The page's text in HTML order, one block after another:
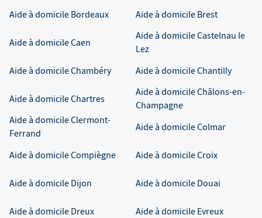
Aide à domicile Bordeaux Aide à domicile Brest
Aide à domicileCaen
Aide à domicileCastelnau le
Lez
Aide à domicileChambéry Aide à domicileChantilly
Aide à domicileChartres
Aide à domicileChâlons-en-
Champagne
Aide à domicileClermont-
Ferrand
Aide à domicileColmar
Aide à domicileCompiègne Aide à domicileCroix
Aide à domicile Dijon Aide à domicile Douai
Aide à domicile Dreux Aide à domicile Evreux